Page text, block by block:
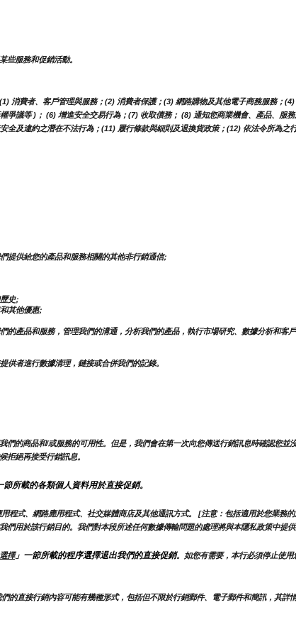
些服務和促銷活動。
消費者、客戶管理與服務；(2) 消費者保護；(3) 網路購物及其他電子商務服務；
爭議等 )； (6) 增進安全交易行為；(7) 收取債務； (8) 通知您商業機會、產品、服
全及違約之潛在不法行為；(11) 履行條款與細則及退換貨政策；(12) 依法令所為之
提供給您的產品和服務相關的其他非行銷通信;
史;
其他優惠;
的產品和服務，管理我們的溝通，分析我們的產品，執行市場研究、數據分析和客
者進行數據清理，鏈接或合併我們的記錄。
的商品和/或服務的可用性。但是，我們會在第一次向您傳送行銷訊息時確認您並
拒絕再接受行銷訊息。
節所載的各類個人資料用於直接促銷。
程式、網路應用程式、社交媒體商店及其他通訊方式。 [注意：包括適用於您業務
用於該行銷目的。我們對本段所述任何數據傳輸問題的處理將與本隱私政策中提供
擇」一節所載的程序選擇退出我們的直接促銷。如您有需要，本行必須停止使
的直接行銷內容可能有幾種形式，包括但不限於行銷郵件、電子郵件和簡訊，其詳